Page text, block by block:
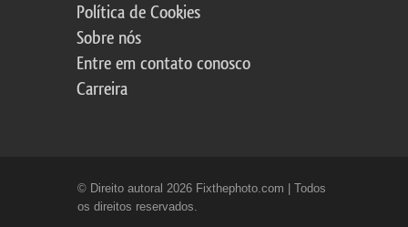
Política de Cookies
Sobre nós
Entre em contato conosco
Carreira
© Direito autoral 2026 Fixthephoto.com | Todos
os direitos reservados.